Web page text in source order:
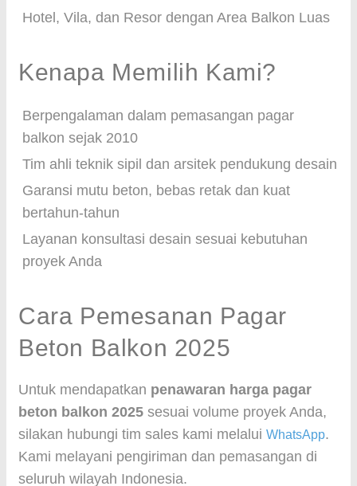
Hotel, Vila, dan Resor dengan Area Balkon Luas
Kenapa Memilih Kami?
Berpengalaman dalam pemasangan pagar
balkon sejak 2010
Tim ahli teknik sipil dan arsitek pendukung desain
Garansi mutu beton, bebas retak dan kuat
bertahun-tahun
Layanan konsultasi desain sesuai kebutuhan
proyek Anda
Cara Pemesanan Pagar
Beton Balkon 2025
Untuk mendapatkan penawaran harga pagar
beton balkon 2025 sesuai volume proyek Anda,
silakan hubungi tim sales kami melalui WhatsApp.
Kami melayani pengiriman dan pemasangan di
seluruh wilayah Indonesia.